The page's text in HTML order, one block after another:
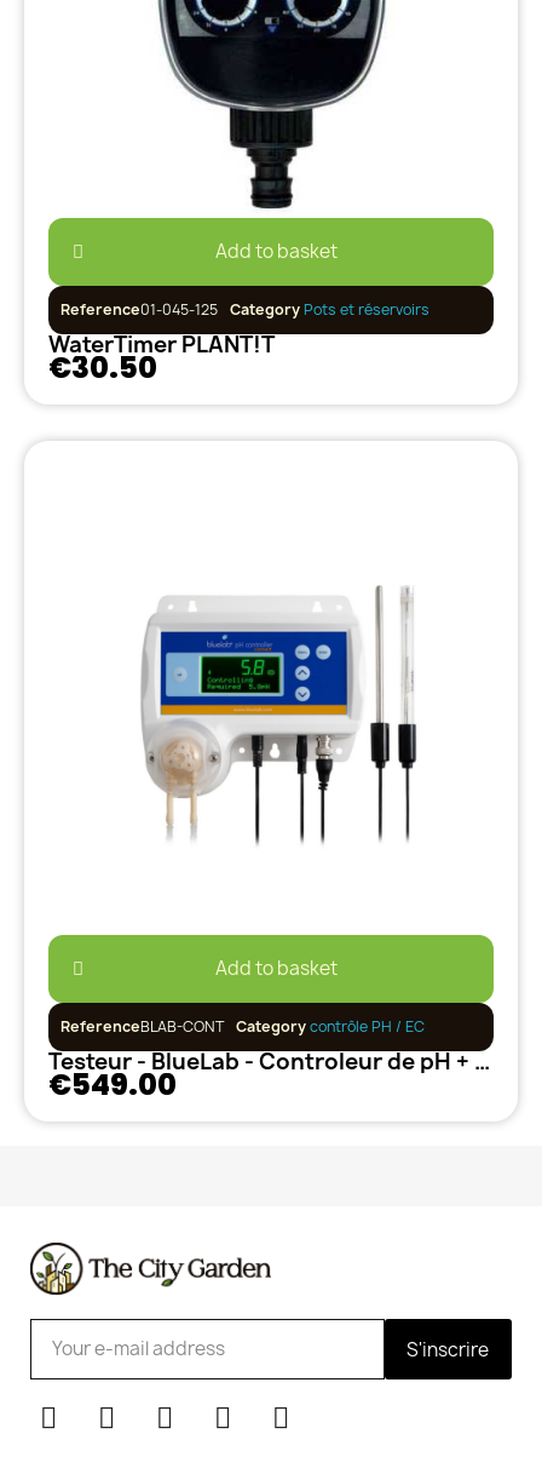
Add to basket
Reference01-045-125 CategoryPots et réservoirs
WaterTimer PLANT!T
€30.50
Add to basket
ReferenceBLAB-CONT Categorycontrôle PH / EC
Testeur - BlueLab - Controleur de pH + autorégulation
€549.00
S'inscrire